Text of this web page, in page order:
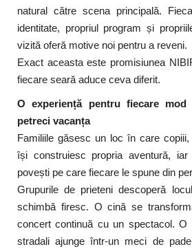
natural către scena principală.
identitate, propriul program și
vizită oferă motive noi pentru a reveni.
Exact aceasta este promisiunea
fiecare seară aduce ceva diferit.
O experiență pentru fiecare
petreci vacanța
Familiile găsesc un loc în care
își construiesc propria aventură,
povești pe care fiecare le spune din
Grupurile de prieteni descoperă
schimbă firesc. O cină se
concert continuă cu un spectacol. O
stradali ajunge într-un meci de